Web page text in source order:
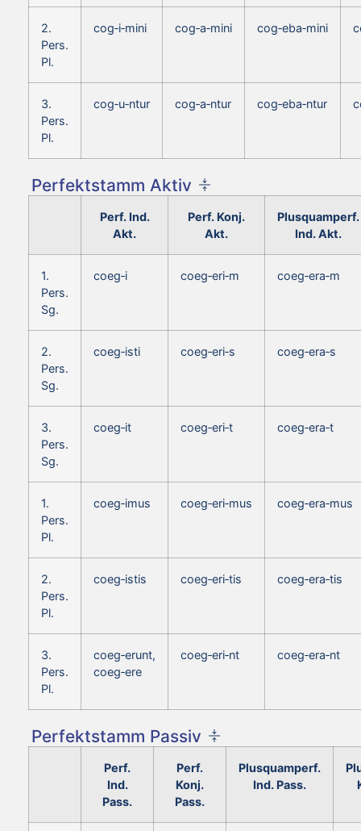
2.
Pers.
Pl.
cog‑i‑mini cog‑a‑mini cog‑eba‑mini
3.
Pers.
Pl.
cog‑u‑ntur cog‑a‑ntur cog‑eba‑ntur
Perfektstamm Aktiv
Perf. Ind.
Akt.
Perf. Konj.
Akt.
Plusquamperf.
Ind. Akt.
1.
Pers.
Sg.
coeg‑i coeg‑eri‑m coeg‑era‑m
2.
Pers.
Sg.
coeg‑isti coeg‑eri‑s coeg‑era‑s
3.
Pers.
Sg.
coeg‑it coeg‑eri‑t coeg‑era‑t
1.
Pers.
Pl.
coeg‑imus coeg‑eri‑mus coeg‑era‑mus
2.
Pers.
Pl.
coeg‑istis coeg‑eri‑tis coeg‑era‑tis
3.
Pers.
Pl.
coeg‑erunt,
coeg‑ere
coeg‑eri‑nt coeg‑era‑nt
Perfektstamm Passiv
Perf.
Ind.
Pass.
Perf.
Konj.
Pass.
Plusquamperf.
Ind. Pass.